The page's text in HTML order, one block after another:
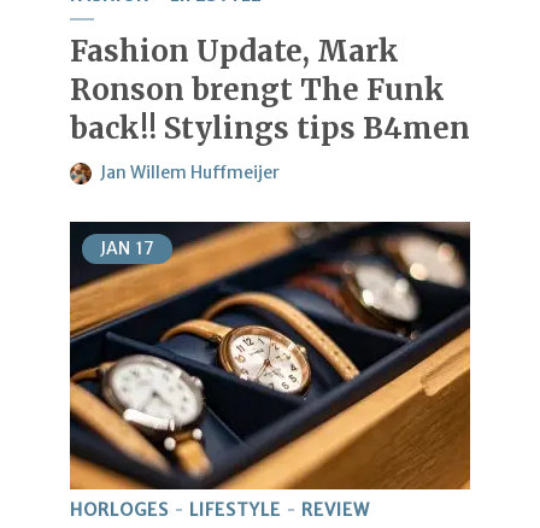
Fashion Update, Mark
Ronson brengt The Funk
back!! Stylings tips B4men
Jan Willem Huffmeijer
JAN 17
HORLOGES LIFESTYLE REVIEW